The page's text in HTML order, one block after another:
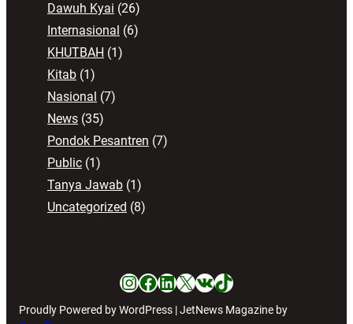
Dawuh Kyai (26)
Internasional (6)
KHUTBAH (1)
Kitab (1)
Nasional (7)
News (35)
Pondok Pesantren (7)
Public (1)
Tanya Jawab (1)
Uncategorized (8)
Instagram
Facebook
LinkedIn
X VKTikTok
Proudly Powered by WordPress | JetNews Magazine by